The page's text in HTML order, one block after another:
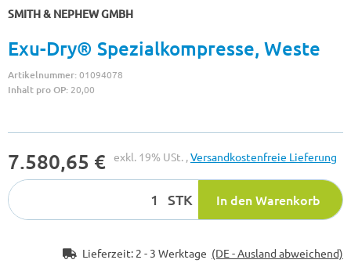
SMITH & NEPHEW GMBH
Exu-Dry® Spezialkompresse, Weste
Artikelnummer:01094078
Inhalt pro OP: 20,00
7.580,65 € exkl. 19% USt. ,Versandkostenfreie Lieferung
STK In den Warenkorb
Lieferzeit: 2 - 3 Werktage (DE - Ausland abweichend)